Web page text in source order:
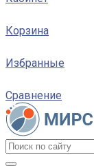
Корзина
Избранные
Сравнение